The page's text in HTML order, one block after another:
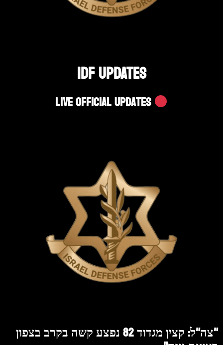
IDF UPDATES
Live Official Updates
"צה"ל: קצין מגדוד 82 נפצע קשה בקרב בצפון